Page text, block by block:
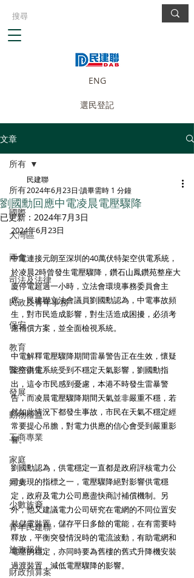
ENG
選民登記
文章
所有
國際
大灣區
兩會
司法及法律
民政及青年事務
保安
教育
醫務衛生
發展
動物權益
工商專業
家庭
婦女
少數族裔
青年民建聯
施政報告
財政預算案
所有
劉國勳回應中電凌晨電壓驟降
民建聯
2024年6月23日 讀畢需時 1 分鐘
已更新： 2024年7月3日
2024年6月23日
中電連接元朗至深圳的40萬伏特架空供電系統，
於凌晨2時曾發生電壓驟降，鑽石山鳳鑽苑整座大
廈停電超過一小時，立法會環境事務委員會主
席、民建聯立法會議員劉國勳認為，中電事故頻
生，對市民造成影響，對生活造成困擾，必須考
慮補償方案，並全面檢視系統。
中電解釋電壓驟降期間雷暴警告正在生效，懷疑
架空供電系統受到不穩定天氣影響，劉國勳指
出，這令市民感到憂慮，本港不時發生雷暴警
告，而凌晨電壓驟降期間天氣並非嚴重不穩，若
然如此情況下都發生事故，市民在天氣不穩定經
常要提心吊膽，對電力供應的信心會受到嚴重影
響。
劉國勳認為，供電穩定一直都是政府評核電力公
司表現的指標之一，電壓驟降絕對影響供電穩
定，政府及電力公司應盡快商討補償機制。另
外，他又建議電力公司研究在電網的不同位置安
裝儲電裝置，儲存平日多餘的電能，在有需要時
釋放，平衡突發情況時的電流波動，有助電網和
電壓的穩定，亦同時要為舊樓的舊式升降機安裝
過渡裝置，減低電壓驟降的影響。